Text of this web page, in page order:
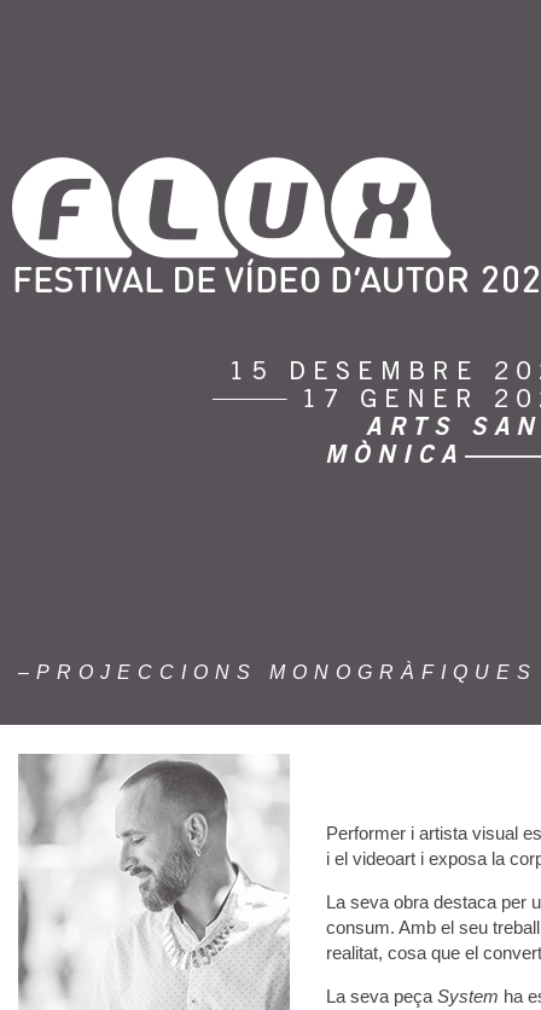
–PROJECCIONS MONOGRÀFIQUES
Performer i artista visual
i el videoart i exposa la
La seva obra destaca per
consum. Amb el seu
realitat, cosa que el
La seva peça System ha